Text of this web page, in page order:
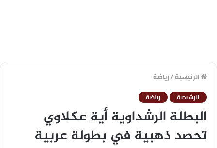
الرئيسية/رياضة
الرشيدية رياضة
البطلة الرشداوية أية عكلاوي
تحصد ذهبية في بطولة عربية